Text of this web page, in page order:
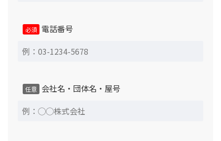
音性能や室内音場についての主観的印象・評価に基づく返
品、その他お客様のご都合による返品・キャンセルはお受
けできかねますので、あらかじめご了承ください。 但
1、商品に修復困難な不具合があった場合 2、ご注文商
必須 電話番号
任意 会社名・団体名・屋号